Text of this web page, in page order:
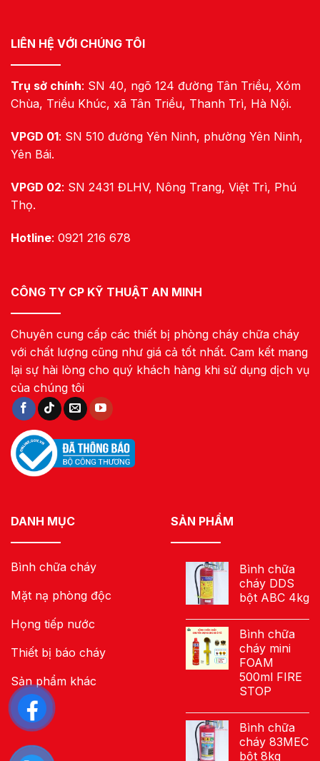
LIÊN HỆ VỚI CHÚNG TÔI
Trụ sở chính: SN 40, ngõ 124 đường Tân Triều, Xóm
Chùa, Triều Khúc, xã Tân Triều, Thanh Trì, Hà Nội.
VPGD 01: SN 510 đường Yên Ninh, phường Yên Ninh,
Yên Bái.
VPGD 02: SN 2431 ĐLHV, Nông Trang, Việt Trì, Phú
Thọ.
Hotline: 0921 216 678
CÔNG TY CP KỸ THUẬT AN MINH
Chuyên cung cấp các thiết bị phòng cháy chữa cháy
với chất lượng cũng như giá cả tốt nhất. Cam kết mang
lại sự hài lòng cho quý khách hàng khi sử dụng dịch vụ
của chúng tôi
DANH MỤC
Bình chữa cháy
Mặt nạ phòng độc
Họng tiếp nước
Thiết bị báo cháy
Sản phẩm khác
SẢN PHẨM
Bình chữa
cháy DDS
bột ABC 4kg
Bình chữa
cháy mini
FOAM
500ml FIRE
STOP
Bình chữa
cháy 83MEC
bột 8kg